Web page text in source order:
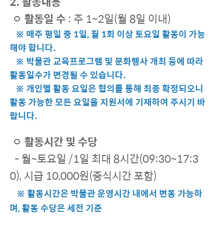
ㅇ 활동일 수: 주 1~2일(월 8일 이내)
※ 매주 평일 중 1일, 월 1회 이상 토요일 활동이 가능
해야 합니다.
※ 박물관 교육프로그램 및 문화행사 개최 등에 따라
활동일수가 변경될 수 있습니다.
※ 개인별 활동 요일은 협의를 통해 최종 확정되오니
활동 가능한 모든 요일을 지원서에 기재하여 주시기 바
랍니다.
ㅇ 활동시간 및 수당
- 월~토요일 /1일 최대 8시간(09:30~17:3
0), 시급 10,000원(중식시간 포함)
※ 활동시간은 박물관 운영시간 내에서 변동 가능하
며, 활동 수당은 세전 기준